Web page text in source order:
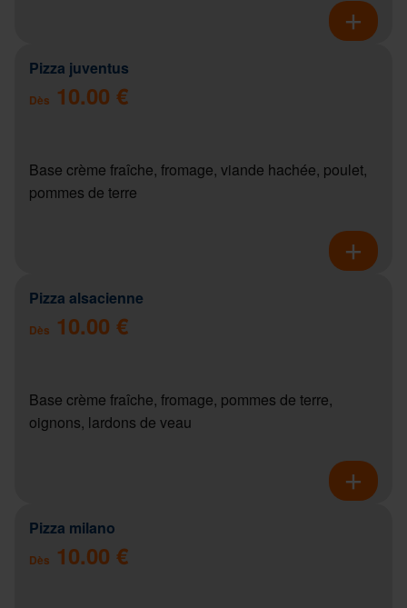
Pizza juventus
Dès 10.00 €
Base crème fraîche, fromage, viande hachée, poulet,
pommes de terre
Pizza alsacienne
Dès 10.00 €
Base crème fraîche, fromage, pommes de terre,
oignons, lardons de veau
Pizza milano
Dès 10.00 €